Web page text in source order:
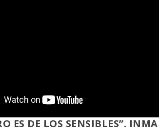
ES DE LOS SENSIBLES”.